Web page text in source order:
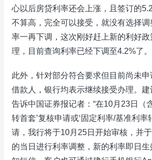
心以后房贷利率还会上涨，且签订的
不算高，完全可以接受，就没有选择调
率一再下调，这次刚好赶上新的利好
理，目前查询利率已经下调至4.2%了。
此外，针对部分符合要求但目前尚未
借款人，银行均表示继续接受办理。建
告诉中国证券报记者：“在10月23日（
转首套’复核申请或‘固定利率/基准利率
请，我行将于10月25日开始审核，并
的当日进行利率调整，新的利率即日